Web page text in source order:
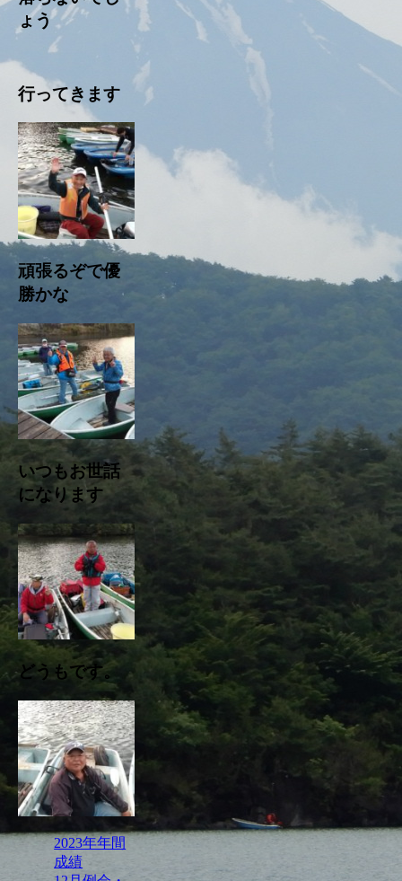
ょう
行ってきます
頑張るぞで優
勝かな
いつもお世話
になります
どうもです。
2023年年間
成績